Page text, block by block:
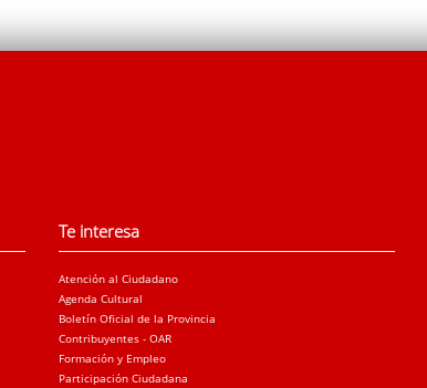
Te interesa
Atención al Ciudadano
Agenda Cultural
Boletín Oficial de la Provincia
Contribuyentes - OAR
Formación y Empleo
Participación Ciudadana